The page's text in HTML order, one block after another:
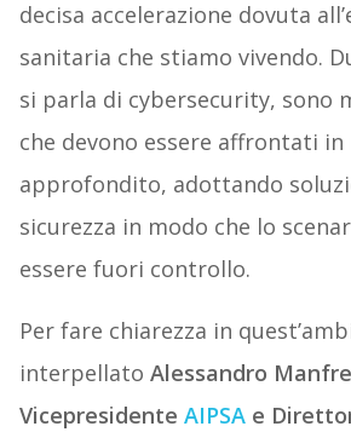
decisa accelerazione dovuta
sanitaria che stiamo vivendo.
si parla di cybersecurity, sono
che devono essere affrontati in
approfondito, adottando
sicurezza in modo che lo
essere fuori controllo.
Per fare chiarezza in
interpellato Alessandro
Vicepresidente AIPSAe